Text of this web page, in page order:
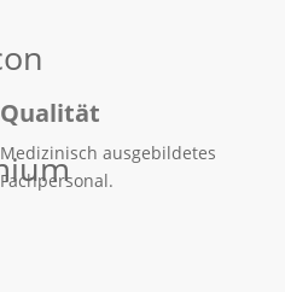
Qualität
Medizinisch ausgebildetes
Fachpersonal.